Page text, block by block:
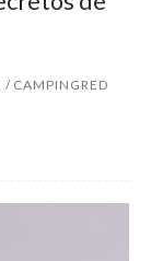
CAMPINGRED